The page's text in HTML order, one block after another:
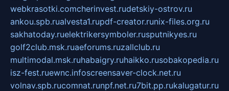
webkrasotki.comcherinvest.rudetskiy-ostrov.ru
ankou.spb.rualvesta1.rupdf-creator.runix-files.org.ru
sakhatoday.ruelektrikersymboler.rusputnikyes.ru
golf2club.msk.ruaeforums.ruzallclub.ru
multimodal.msk.ruhabaigry.ruhaikko.rusobakopedia.ru
isz-fest.ruewnc.infoscreensaver-clock.net.ru
volnav.spb.rucomnat.runpf.net.ru7bit.pp.rukalugatur.ru